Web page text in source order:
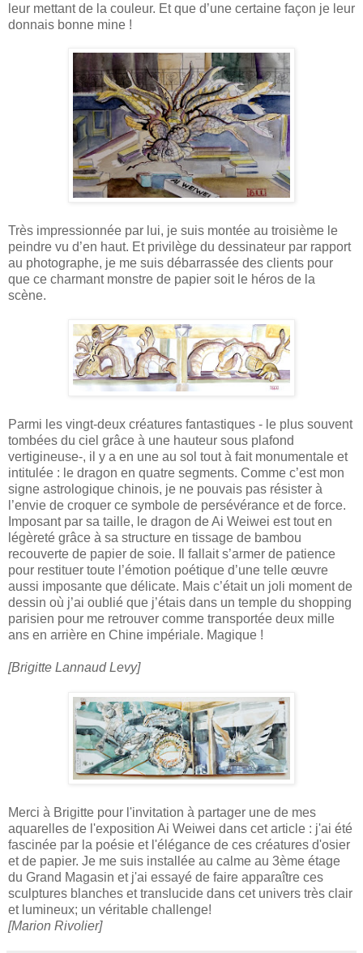
leur mettant de la couleur. Et que d’une certaine façon je leur
donnais bonne mine !
Très impressionnée par lui, je suis montée au troisième le
peindre vu d’en haut. Et privilège du dessinateur par rapport
au photographe, je me suis débarrassée des clients pour
que ce charmant monstre de papier soit le héros de la
scène.
Parmi les vingt-deux créatures fantastiques - le plus souvent
tombées du ciel grâce à une hauteur sous plafond
vertigineuse-, il y a en une au sol tout à fait monumentale et
intitulée : le dragon en quatre segments. Comme c’est mon
signe astrologique chinois, je ne pouvais pas résister à
l’envie de croquer ce symbole de persévérance et de force.
Imposant par sa taille, le dragon de Ai Weiwei est tout en
légèreté grâce à sa structure en tissage de bambou
recouverte de papier de soie. Il fallait s’armer de patience
pour restituer toute l’émotion poétique d’une telle œuvre
aussi imposante que délicate. Mais c’était un joli moment de
dessin où j’ai oublié que j’étais dans un temple du shopping
parisien pour me retrouver comme transportée deux mille
ans en arrière en Chine impériale. Magique !
[Brigitte Lannaud Levy]
Merci à Brigitte pour l'invitation à partager une de mes
aquarelles de l'exposition Ai Weiwei dans cet article : j'ai été
fascinée par la poésie et l'élégance de ces créatures d'osier
et de papier. Je me suis installée au calme au 3ème étage
du Grand Magasin et j'ai essayé de faire apparaître ces
sculptures blanches et translucide dans cet univers très clair
et lumineux; un véritable challenge!
[Marion Rivolier]